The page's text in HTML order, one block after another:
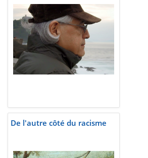
De l'autre côté du racisme